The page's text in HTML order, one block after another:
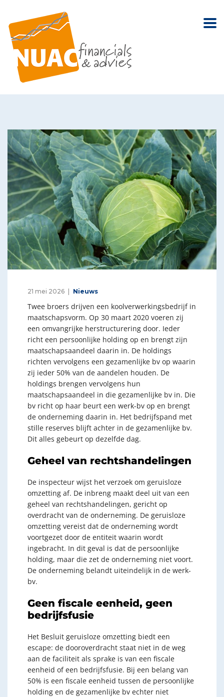
21 mei 2026 Nieuws
Twee broers drijven een koolverwerkingsbedrijf in
maatschapsvorm. Op 30 maart 2020 voeren zij
een omvangrijke herstructurering door. Ieder
richt een persoonlijke holding op en brengt zijn
maatschapsaandeel daarin in. De holdings
richten vervolgens een gezamenlijke bv op waarin
zij ieder 50% van de aandelen houden. De
holdings brengen vervolgens hun
maatschapsaandeel in die gezamenlijke bv in. Die
bv richt op haar beurt een werk-bv op en brengt
de onderneming daarin in. Het bedrijfspand met
stille reserves blijft achter in de gezamenlijke bv.
Dit alles gebeurt op dezelfde dag.
Geheel van rechtshandelingen
De inspecteur wijst het verzoek om geruisloze
omzetting af. De inbreng maakt deel uit van een
geheel van rechtshandelingen, gericht op
overdracht van de onderneming. De geruisloze
omzetting vereist dat de onderneming wordt
voortgezet door de entiteit waarin wordt
ingebracht. In dit geval is dat de persoonlijke
holding, maar die zet de onderneming niet voort.
De onderneming belandt uiteindelijk in de werk-
bv.
Geen fiscale eenheid, geen
bedrijfsfusie
Het Besluit geruisloze omzetting biedt een
escape: de dooroverdracht staat niet in de weg
aan de faciliteit als sprake is van een fiscale
eenheid of een bedrijfsfusie. Bij een belang van
50% is een fiscale eenheid tussen de persoonlijke
holding en de gezamenlijke bv echter niet